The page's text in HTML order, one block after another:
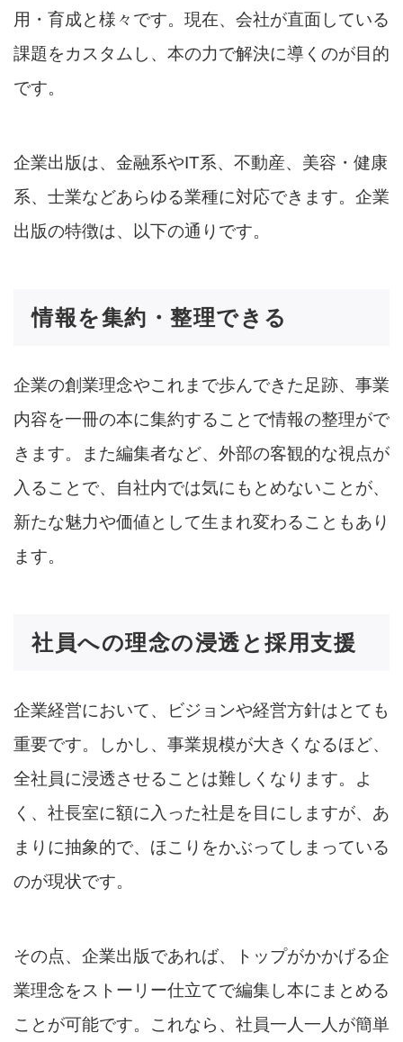
用・育成と様々です。現在、会社が直面している
課題をカスタムし、本の力で解決に導くのが目的
です。
企業出版は、金融系やIT系、不動産、美容・健康
系、士業などあらゆる業種に対応できます。企業
出版の特徴は、以下の通りです。
情報を集約・整理できる
企業の創業理念やこれまで歩んできた足跡、事業
内容を一冊の本に集約することで情報の整理がで
きます。また編集者など、外部の客観的な視点が
入ることで、自社内では気にもとめないことが、
新たな魅力や価値として生まれ変わることもあり
ます。
社員への理念の浸透と採用支援
企業経営において、ビジョンや経営方針はとても
重要です。しかし、事業規模が大きくなるほど、
全社員に浸透させることは難しくなります。よ
く、社長室に額に入った社是を目にしますが、あ
まりに抽象的で、ほこりをかぶってしまっている
のが現状です。
その点、企業出版であれば、トップがかかげる企
業理念をストーリー仕立てで編集し本にまとめる
ことが可能です。これなら、社員一人一人が簡単